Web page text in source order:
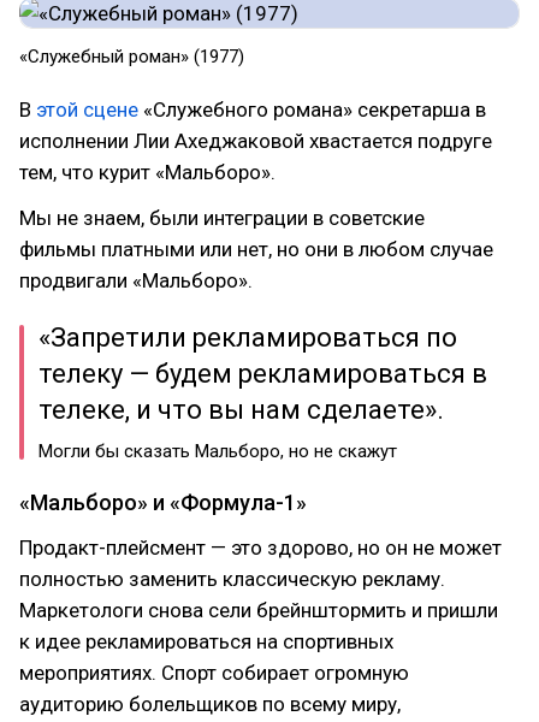
«Служебный роман» (1977)
В этой сцене «Служебного романа» секретарша в
исполнении Лии Ахеджаковой хвастается подруге
тем, что курит «Мальборо».
Мы не знаем, были интеграции в советские
фильмы платными или нет, но они в любом случае
продвигали «Мальборо».
«Запретили рекламироваться по
телеку — будем рекламироваться в
телеке, и что вы нам сделаете».
Могли бы сказать Мальборо, но не скажут
«Мальборо» и «Формула-1»
Продакт-плейсмент — это здорово, но он не может
полностью заменить классическую рекламу.
Маркетологи снова сели брейнштормить и пришли
к идее рекламироваться на спортивных
мероприятиях. Спорт собирает огромную
аудиторию болельщиков по всему миру,